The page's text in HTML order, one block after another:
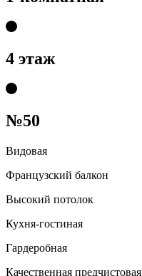
4 этаж
№50
Видовая
Французский балкон
Высокий потолок
Кухня-гостиная
Гардеробная
Качественная предчистовая